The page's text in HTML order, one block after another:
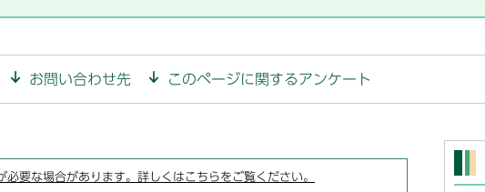
お問い合わせ先 このページに関するアンケート
要な場合があります。詳しくはこちらをご覧ください。